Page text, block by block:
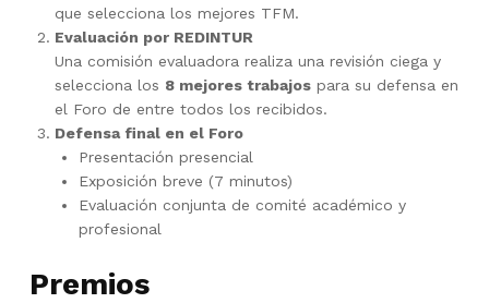
que selecciona los mejores TFM.
Evaluación por REDINTUR
Una comisión evaluadora realiza una revisión ciega y
selecciona los 8 mejores trabajospara su defensa en
el Foro de entre todos los recibidos.
Defensa final en el Foro
Presentación presencial
Exposición breve (7 minutos)
Evaluación conjunta de comité académico y
profesional
Premios